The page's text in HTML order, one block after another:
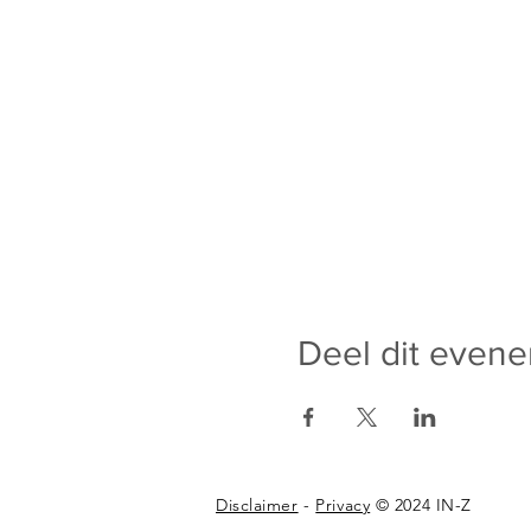
Deel dit
Disclaimer - Privacy © 2024 IN-Z